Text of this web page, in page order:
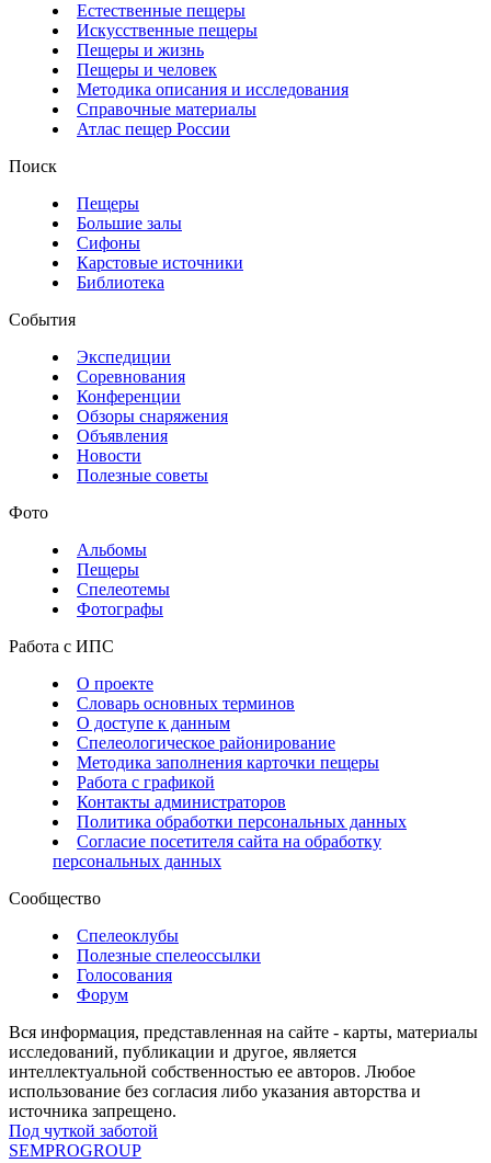
Естественные пещеры
Искусственные пещеры
Пещеры и жизнь
Пещеры и человек
Методика описания и исследования
Справочные материалы
Атлас пещер России
Поиск
Пещеры
Большие залы
Сифоны
Карстовые источники
Библиотека
События
Экспедиции
Соревнования
Конференции
Обзоры снаряжения
Объявления
Новости
Полезные советы
Фото
Альбомы
Пещеры
Спелеотемы
Фотографы
Работа с ИПС
О проекте
Словарь основных терминов
О доступе к данным
Спелеологическое районирование
Методика заполнения карточки пещеры
Работа с графикой
Контакты администраторов
Политика обработки персональных данных
Согласие посетителя сайта на обработку
персональных данных
Сообщество
Спелеоклубы
Полезные спелеоссылки
Голосования
Форум
Вся информация, представленная на сайте - карты, материалы
исследований, публикации и другое, является
интеллектуальной собственностью ее авторов. Любое
использование без согласия либо указания авторства и
источника запрещено.
Под чуткой заботой
SEMPROGROUP